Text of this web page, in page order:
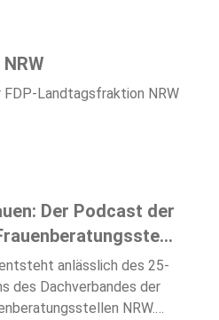
Crime Format "Aus Erster
sich um reale Fälle handelt,
Namen und
verändert worden.
Landtagsfraktion NRW
Der Podcast der
anlässlich des 25-
des Dachverbandes der
NRW.